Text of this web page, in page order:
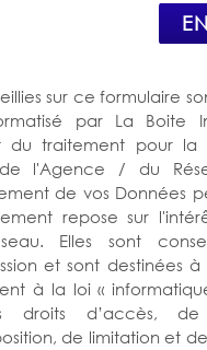
sur ce formulaire
par La Boite
du traitement pour
de l'Agence / du
de vos Données
repose sur
Elles sont
et sont destinées
à la loi «
droits d’accès, de
de limitation et